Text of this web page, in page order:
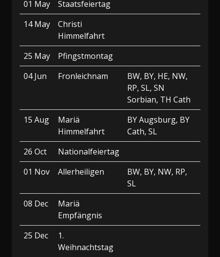
01 May
Staatsfeiertag
14 May
Christi
Himmelfahrt
25 May
Pfingstmontag
04 Jun
Fronleichnam
BW, BY, HE, NW,
RP, SL, SN
Sorbian, TH Cath
15 Aug
Mariä
Himmelfahrt
BY Augsburg, BY
Cath, SL
26 Oct
Nationalfeiertag
01 Nov
Allerheiligen
BW, BY, NW, RP,
SL
08 Dec
Mariä
Empfängnis
25 Dec
1.
Weihnachtstag